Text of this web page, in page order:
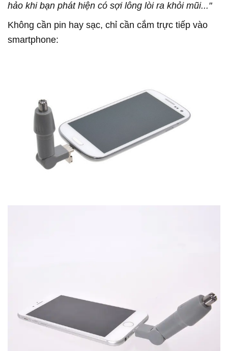
hảo khi bạn phát hiện có sợi lông lòi ra khỏi mũi..."
Không cần pin hay sạc, chỉ cần cắm trực tiếp vào
smartphone: